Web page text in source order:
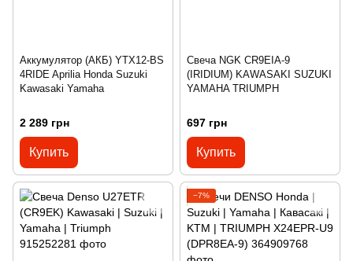
Аккумулятор (АКБ) YTX12-BS
4RIDE Aprilia Honda Suzuki
Kawasaki Yamaha
2 289 грн
Купить
Свеча NGK CR9EIA-9
(IRIDIUM) KAWASAKI SUZUKI
YAMAHA TRIUMPH
697 грн
Купить
−7%